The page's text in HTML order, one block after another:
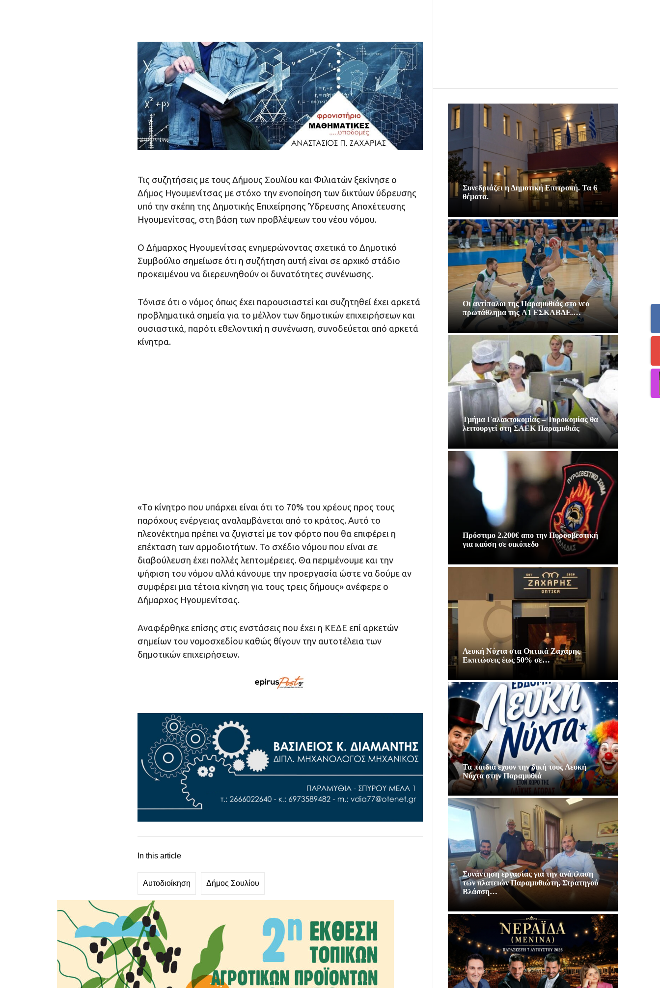
Τις συζητήσεις με τους Δήμους Σουλίου και Φιλιατών ξεκίνησε ο
Δήμος Ηγουμενίτσας με στόχο την ενοποίηση των δικτύων ύδρευσης
υπό την σκέπη της Δημοτικής Επιχείρησης Ύδρευσης Αποχέτευσης
Ηγουμενίτσας, στη βάση των προβλέψεων του νέου νόμου.
Ο Δήμαρχος Ηγουμενίτσας ενημερώνοντας σχετικά το Δημοτικό
Συμβούλιο σημείωσε ότι η συζήτηση αυτή είναι σε αρχικό στάδιο
προκειμένου να διερευνηθούν οι δυνατότητες συνένωσης.
Τόνισε ότι ο νόμος όπως έχει παρουσιαστεί και συζητηθεί έχει αρκετά
προβληματικά σημεία για το μέλλον των δημοτικών επιχειρήσεων και
ουσιαστικά, παρότι εθελοντική η συνένωση, συνοδεύεται από αρκετά
κίνητρα.
«Το κίνητρο που υπάρχει είναι ότι το 70% του χρέους προς τους
παρόχους ενέργειας αναλαμβάνεται από το κράτος. Αυτό το
πλεονέκτημα πρέπει να ζυγιστεί με τον φόρτο που θα επιφέρει η
επέκταση των αρμοδιοτήτων. Το σχέδιο νόμου που είναι σε
διαβούλευση έχει πολλές λεπτομέρειες. Θα περιμένουμε και την
ψήφιση του νόμου αλλά κάνουμε την προεργασία ώστε να δούμε αν
συμφέρει μια τέτοια κίνηση για τους τρεις δήμους» ανέφερε ο
Δήμαρχος Ηγουμενίτσας.
Αναφέρθηκε επίσης στις ενστάσεις που έχει η ΚΕΔΕ επί αρκετών
σημείων του νομοσχεδίου καθώς θίγουν την αυτοτέλεια των
δημοτικών επιχειρήσεων.
In this article
Αυτοδιοίκηση Δήμος Σουλίου
Συνεδριάζει η Δημοτική Επιτροπή. Τα 6
θέματα.
Οι αντίπαλοι της Παραμυθιάς στο νεο
πρωτάθλημα της A1 ΕΣΚΑΒΔΕ.…
Τμήμα Γαλακτοκομίας – Τυροκομίας θα
λειτουργεί στη ΣΑΕΚ Παραμυθιάς
Πρόστιμο 2.200€ απο την Πυροσβεστική
για καύση σε οικόπεδο
Λευκή Νύχτα στα Οπτικά Ζαχάρης –
Εκπτώσεις έως 50% σε…
Τα παιδιά εχουν την δική τους Λευκή
Νύχτα στην Παραμυθιά
Συνάντηση εργασίας για την ανάπλαση
των πλατειών Παραμυθιώτη, Στρατηγού
Βλάσση…